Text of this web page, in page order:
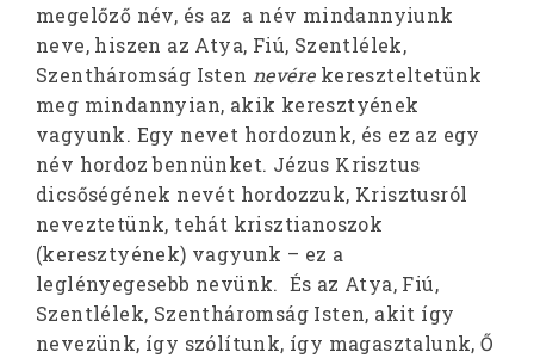
megelőző név, és az a név mindannyiunk
neve, hiszen az Atya, Fiú, Szentlélek,
Szentháromság Isten nevérekereszteltetünk
meg mindannyian, akik keresztyének
vagyunk. Egy nevet hordozunk, és ez az egy
név hordoz bennünket. Jézus Krisztus
dicsőségének nevét hordozzuk, Krisztusról
neveztetünk, tehát krisztianoszok
(keresztyének) vagyunk – ez a
leglényegesebb nevünk. És az Atya, Fiú,
Szentlélek, Szentháromság Isten, akit így
nevezünk, így szólítunk, így magasztalunk, Ő